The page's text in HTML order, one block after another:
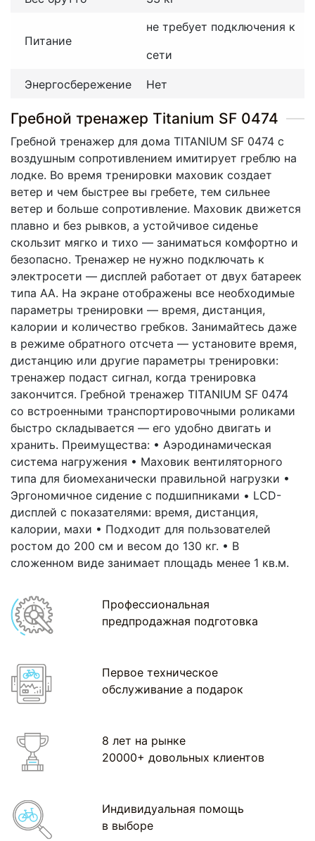
Питание
не требует подключения к
сети
Энергосбережение Нет
Гребной тренажер Titanium SF 0474
Гребной тренажер для дома TITANIUM SF 0474 с
воздушным сопротивлением имитирует греблю на
лодке. Во время тренировки маховик создает
ветер и чем быстрее вы гребете, тем сильнее
ветер и больше сопротивление. Маховик движется
плавно и без рывков, а устойчивое сиденье
скользит мягко и тихо — заниматься комфортно и
безопасно. Тренажер не нужно подключать к
электросети — дисплей работает от двух батареек
типа АА. На экране отображены все необходимые
параметры тренировки — время, дистанция,
калории и количество гребков. Занимайтесь даже
в режиме обратного отсчета — установите время,
дистанцию или другие параметры тренировки:
тренажер подаст сигнал, когда тренировка
закончится. Гребной тренажер TITANIUM SF 0474
со встроенными транспортировочными роликами
быстро складывается — его удобно двигать и
хранить. Преимущества: • Аэродинамическая
система нагружения • Маховик вентиляторного
типа для биомеханически правильной нагрузки •
Эргономичное сидение с подшипниками • LCD-
дисплей с показателями: время, дистанция,
калории, махи • Подходит для пользователей
ростом до 200 см и весом до 130 кг. • В
сложенном виде занимает площадь менее 1 кв.м.
Профессиональная
предпродажная подготовка
Первое техническое
обслуживание а подарок
8 лет на рынке
20000+ довольных клиентов
Индивидуальная помощь
в выборе